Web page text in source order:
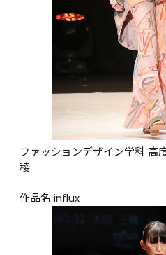
ファッションデザイン学科 高
稜
作品名 influx